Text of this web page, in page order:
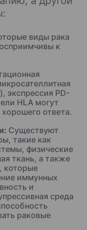
виды рака
к
экспрессия PD-
HLA могут
ответа.
Существуют
такие как
физические
ткань, а также
которые
иммунных
и
среда
раковые